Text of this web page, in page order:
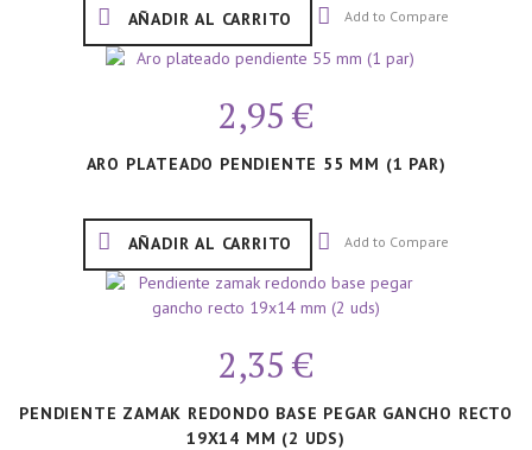
AÑADIR AL CARRITO Add to Compare
2,95 €
ARO PLATEADO PENDIENTE 55 MM (1 PAR)
AÑADIR AL CARRITO Add to Compare
2,35 €
PENDIENTE ZAMAK REDONDO BASE PEGAR GANCHO RECTO
19X14 MM (2 UDS)